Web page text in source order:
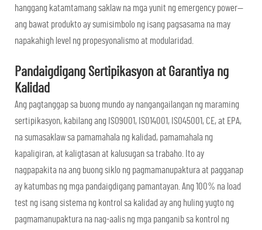
hanggang katamtamang saklaw na mga yunit ng emergency power—
ang bawat produkto ay sumisimbolo ng isang pagsasama na may
napakahigh level ng propesyonalismo at modularidad.
Pandaigdigang Sertipikasyon at Garantiya ng
Kalidad
Ang pagtanggap sa buong mundo ay nangangailangan ng maraming
sertipikasyon, kabilang ang ISO9001, ISO14001, ISO45001, CE, at EPA,
na sumasaklaw sa pamamahala ng kalidad, pamamahala ng
kapaligiran, at kaligtasan at kalusugan sa trabaho. Ito ay
nagpapakita na ang buong siklo ng pagmamanupaktura at pagganap
ay katumbas ng mga pandaigdigang pamantayan. Ang 100% na load
test ng isang sistema ng kontrol sa kalidad ay ang huling yugto ng
pagmamanupaktura na nag-aalis ng mga panganib sa kontrol ng